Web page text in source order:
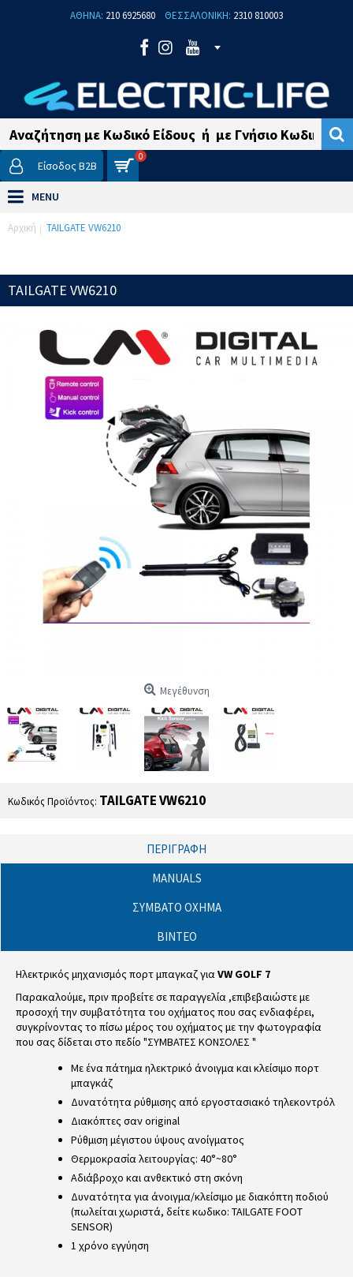
ΑΘΗΝΑ: 210 6925680 ΘΕΣΣΑΛΟΝΙΚΗ: 2310 810003
Είσοδος B2B
0
MENU
Αρχική TAILGATE VW6210
TAILGATE VW6210
Μεγέθυνση
Κωδικός Προϊόντος: TAILGATE VW6210
ΠΕΡΙΓΡΑΦΉ
MANUALS
ΣΥΜΒΑΤΟ ΟΧΗΜΑ
ΒΊΝΤΕΟ
Ηλεκτρικός μηχανισμός πορτ μπαγκαζ για VW GOLF 7
Παρακαλούμε, πριν προβείτε σε παραγγελία ,επιβεβαιώστε με
προσοχή την συμβατότητα του οχήματος που σας ενδιαφέρει,
συγκρίνοντας το πίσω μέρος του οχήματος με την φωτογραφία
που σας δίδεται στο πεδίο "ΣΥΜΒΑΤΕΣ ΚΟΝΣΟΛΕΣ "
Με ένα πάτημα ηλεκτρικό άνοιγμα και κλείσιμο πορτ
μπαγκάζ
Δυνατότητα ρύθμισης από εργοστασιακό τηλεκοντρόλ
Διακόπτες σαν original
Ρύθμιση μέγιστου ύψους ανοίγματος
Θερμοκρασία λειτουργίας: 40°~80°
Αδιάβροχο και ανθεκτικό στη σκόνη
Δυνατότητα για άνοιγμα/κλείσιμο με διακόπτη ποδιού
(πωλείται χωριστά, δείτε κωδικο: TAILGATE FOOT
SENSOR)
1 χρόνο εγγύηση